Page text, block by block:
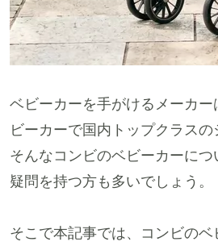
ベビーカーを手がけるメーカ
ビーカーで国内トップクラスの
そんなコンビのベビーカーに
疑問を持つ方も多いでしょう。
そこで本記事では、コンビの